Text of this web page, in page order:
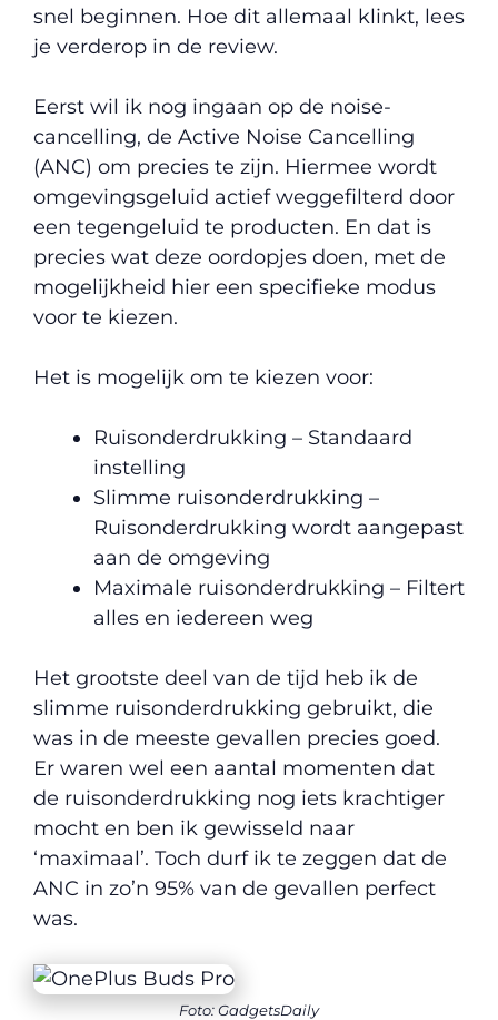
snel beginnen. Hoe dit allemaal klinkt, lees
je verderop in de review.
Eerst wil ik nog ingaan op de noise-
cancelling, de Active Noise Cancelling
(ANC) om precies te zijn. Hiermee wordt
omgevingsgeluid actief weggefilterd door
een tegengeluid te producten. En dat is
precies wat deze oordopjes doen, met de
mogelijkheid hier een specifieke modus
voor te kiezen.
Het is mogelijk om te kiezen voor:
Ruisonderdrukking – Standaard
instelling
Slimme ruisonderdrukking –
Ruisonderdrukking wordt aangepast
aan de omgeving
Maximale ruisonderdrukking – Filtert
alles en iedereen weg
Het grootste deel van de tijd heb ik de
slimme ruisonderdrukking gebruikt, die
was in de meeste gevallen precies goed.
Er waren wel een aantal momenten dat
de ruisonderdrukking nog iets krachtiger
mocht en ben ik gewisseld naar
‘maximaal’. Toch durf ik te zeggen dat de
ANC in zo’n 95% van de gevallen perfect
was.
Foto: GadgetsDaily